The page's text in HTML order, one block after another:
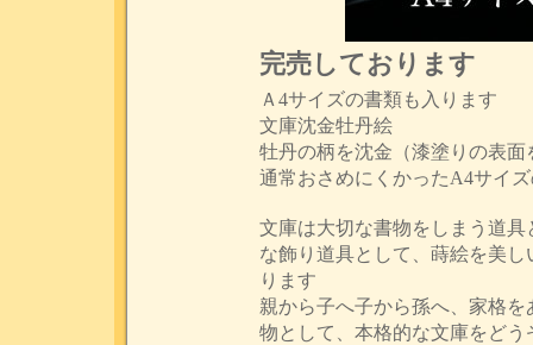
完売しております
Ａ4サイズの書類も入ります
文庫沈金牡丹絵
牡丹の柄を沈金（漆塗りの表
通常おさめにくかったA4サイ
文庫は大切な書物をしまう道
な飾り道具として、蒔絵を美
ります
親から子へ子から孫へ、家格
物として、本格的な文庫をどう